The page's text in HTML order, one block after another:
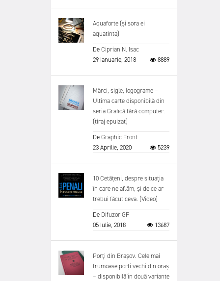
Aquaforte (și sora ei
aquatinta)
DeCiprian N. Isac
29 Ianuarie, 2018
8889
Mărci, sigle, logograme –
Ultima carte disponibilă din
seria Grafică fără computer.
(tiraj epuizat)
DeGraphic Front
23 Aprilie, 2020
5239
10 Cetățeni, despre situația
în care ne aflăm, și de ce ar
trebui făcut ceva. (Video)
De Difuzor GF
05 Iulie, 2018
13687
Porți din Brașov. Cele mai
frumoase porți vechi din oraș
– disponibilă în două variante